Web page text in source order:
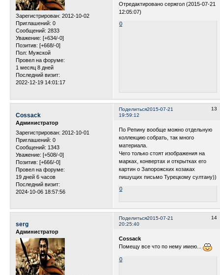
Зарегистрирован: 2012-10-02
Приглашений: 0
Сообщений: 2833
Уважение: [+634/-0]
Позитив: [+668/-0]
Пол: Мужской
Провел на форуме:
1 месяц 8 дней
Последний визит:
2022-12-19 14:01:17
Отредактировано сержгол (2015-07-21
12:05:07)
0
Поделиться 13
2015-07-21
19:59:12
Cossack
Администратор
Зарегистрирован: 2012-10-01
Приглашений: 0
Сообщений: 1343
Уважение: [+508/-0]
Позитив: [+666/-0]
Провел на форуме:
19 дней 6 часов
Последний визит:
2024-10-06 18:57:56
По Репину вообще можно отдельную
коллекцию собрать, так много
материала.
Чего только стоят изображения на
марках, конвертах и открытках его
картин о Запорожских козаках
пишущих письмо Турецкому султану))
0
Поделиться 14
2015-07-21
20:25:40
serg
Администратор
Cossack
Помещу все что по нему имею...
0